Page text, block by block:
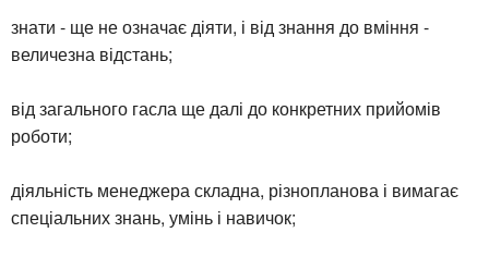
знати - ще не означає діяти, і від знання до вміння -
величезна відстань;
від загального гасла ще далі до конкретних прийомів
роботи;
діяльність менеджера складна, різнопланова і вимагає
спеціальних знань, умінь і навичок;